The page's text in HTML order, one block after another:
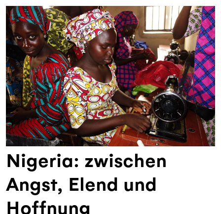
Nigeria: zwischen
Angst, Elend und
Hoffnung